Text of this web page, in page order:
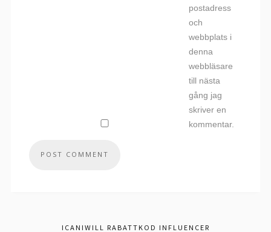
postadress
och
webbplats i
denna
webbläsare
till nästa
gång jag
skriver en
kommentar.
ICANIWILL RABATTKOD INFLUENCER